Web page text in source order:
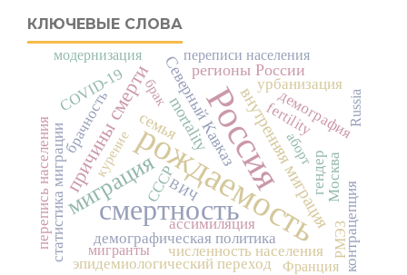
КЛЮЧЕВЫЕ СЛОВА
Россия
рождаемость
смертность
миграция
причины смерти внутренняя миграция
Северный Кавказ
mortality
регионы России
семья
демографическая политика
гендер
fertility
урбанизация
статистика миграции Москва
перепись населения
численность населения
брачность
COVID-19 демография
эпидемиологический переход контрацепция
СССР
ассимиляция
Франция
Russia
аборт
брак
РМЭЗ
переписи населения
модернизация
мигранты
курение
ВИЧ